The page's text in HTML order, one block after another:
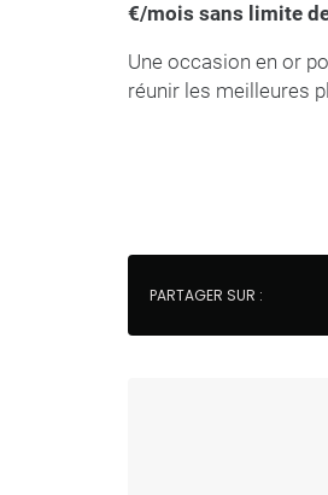
€/mois sans limite
Une occasion en or
réunir les meilleures
PARTAGER SUR :